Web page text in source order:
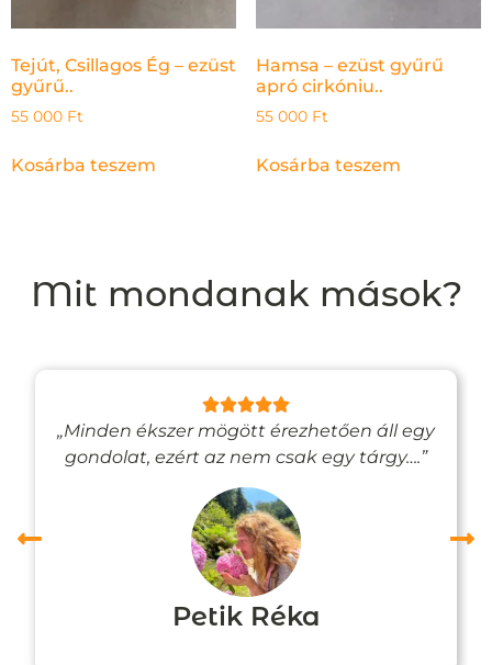
Tejút, Csillagos Ég – ezüst
gyűrű..
55 000 Ft
Kosárba teszem
Hamsa – ezüst gyűrű
apró cirkóniu..
55 000 Ft
Kosárba teszem
Mit mondanak mások?
„Minden ékszer mögött érezhetően áll egy
gondolat, ezért az nem csak egy tárgy….”
Petik Réka